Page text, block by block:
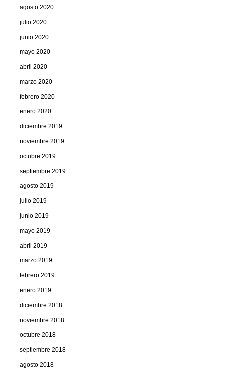
agosto 2020
julio 2020
junio 2020
mayo 2020
abril 2020
marzo 2020
febrero 2020
enero 2020
diciembre 2019
noviembre 2019
octubre 2019
septiembre 2019
agosto 2019
julio 2019
junio 2019
mayo 2019
abril 2019
marzo 2019
febrero 2019
enero 2019
diciembre 2018
noviembre 2018
octubre 2018
septiembre 2018
agosto 2018